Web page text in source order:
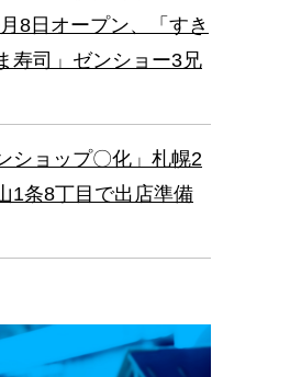
8日オープン、「すき
寿司」ゼンショー3兄
ショップ〇化」札幌2
1条8丁目で出店準備